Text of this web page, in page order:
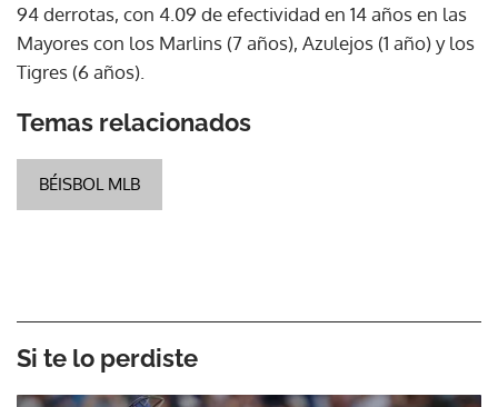
94 derrotas, con 4.09 de efectividad en 14 años en las
Mayores con los Marlins (7 años), Azulejos (1 año) y los
Tigres (6 años).
Temas relacionados
BÉISBOL MLB
Si te lo perdiste